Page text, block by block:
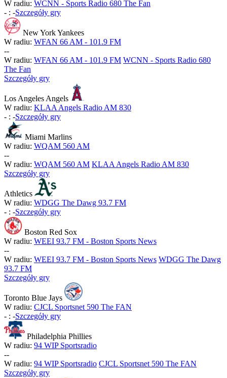
W radiu: WCNN - Sports Radio 680 The Fan
- : -Szczegóły gry
New York Yankees
W radiu: WFAN 66 AM - 101.9 FM
--
W radiu: WFAN 66 AM - 101.9 FM WCNN - Sports Radio 680
The Fan
Szczegóły gry
Los Angeles Angels
W radiu: KLAA Angels Radio AM 830
- : -Szczegóły gry
Miami Marlins
W radiu: WQAM 560 AM
--
W radiu: WQAM 560 AM KLAA Angels Radio AM 830
Szczegóły gry
Athletics
W radiu: WDGG The Dawg 93.7 FM
- : -Szczegóły gry
Boston Red Sox
W radiu: WEEI 93.7 FM - Boston Sports News
--
W radiu: WEEI 93.7 FM - Boston Sports News WDGG The Dawg
93.7 FM
Szczegóły gry
Toronto Blue Jays
W radiu: CJCL Sportsnet 590 The FAN
- : -Szczegóły gry
Philadelphia Phillies
W radiu: 94 WIP Sportsradio
--
W radiu: 94 WIP Sportsradio CJCL Sportsnet 590 The FAN
Szczegóły gry